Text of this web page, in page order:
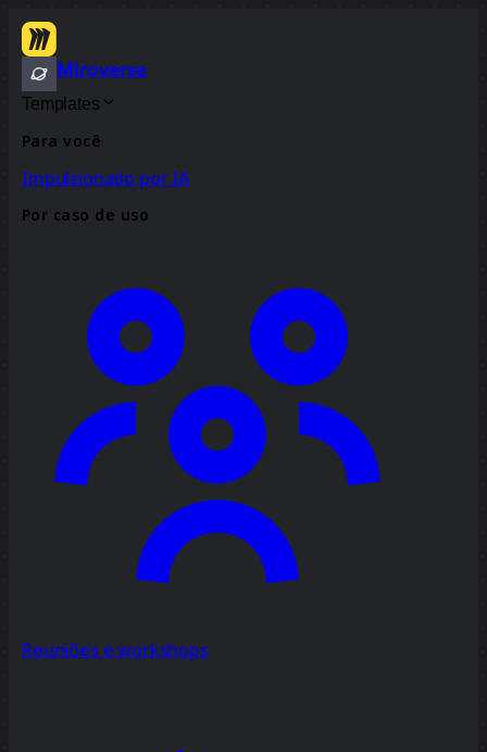
Miroverse
Templates
Para você
Impulsionado por IA
Por caso de uso
Reuniões e workshops